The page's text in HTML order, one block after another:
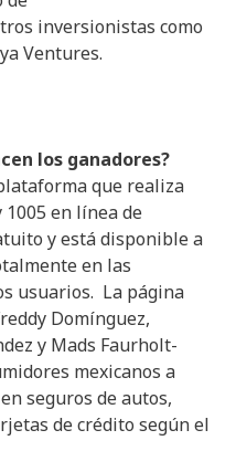
inversionistas como
Ventures.
los ganadores?
que realiza
en línea de
y está disponible a
en las
usuarios. La página
Domínguez,
y Mads Faurholt-
mexicanos a
seguros de autos,
de crédito según el